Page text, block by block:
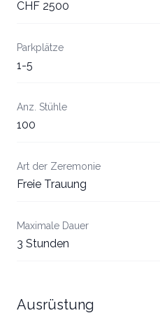
CHF 2500
Parkplätze
1-5
Anz. Stühle
100
Art der Zeremonie
Freie Trauung
Maximale Dauer
3 Stunden
Ausrüstung